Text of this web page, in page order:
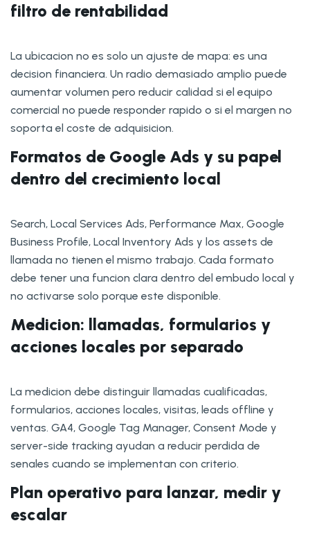
filtro de rentabilidad
La ubicacion no es solo un ajuste de mapa: es una
decision financiera. Un radio demasiado amplio puede
aumentar volumen pero reducir calidad si el equipo
comercial no puede responder rapido o si el margen no
soporta el coste de adquisicion.
Formatos de Google Ads y su papel
dentro del crecimiento local
Search, Local Services Ads, Performance Max, Google
Business Profile, Local Inventory Ads y los assets de
llamada no tienen el mismo trabajo. Cada formato
debe tener una funcion clara dentro del embudo local y
no activarse solo porque este disponible.
Medicion: llamadas, formularios y
acciones locales por separado
La medicion debe distinguir llamadas cualificadas,
formularios, acciones locales, visitas, leads offline y
ventas. GA4, Google Tag Manager, Consent Mode y
server-side tracking ayudan a reducir perdida de
senales cuando se implementan con criterio.
Plan operativo para lanzar, medir y
escalar